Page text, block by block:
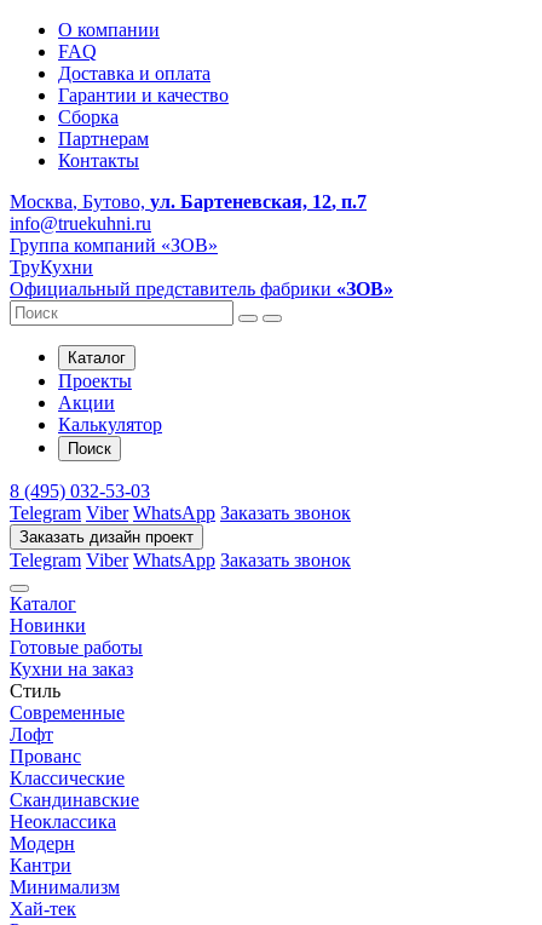
О компании
FAQ
Доставка и оплата
Гарантии и качество
Сборка
Партнерам
Контакты
Москва, Бутово, ул. Бартеневская, 12, п.7
info@truekuhni.ru
Группа компаний «ЗОВ»
ТруКухни
Официальный представитель фабрики «ЗОВ»
Каталог
Проекты
Акции
Калькулятор
Поиск
8 (495) 032-53-03
Telegram Viber WhatsApp Заказать звонок
Заказать дизайн проект
Telegram Viber WhatsApp Заказать звонок
Каталог
Новинки
Готовые работы
Кухни на заказ
Стиль
Современные
Лофт
Прованс
Классические
Скандинавские
Неоклассика
Модерн
Кантри
Минимализм
Хай-тек